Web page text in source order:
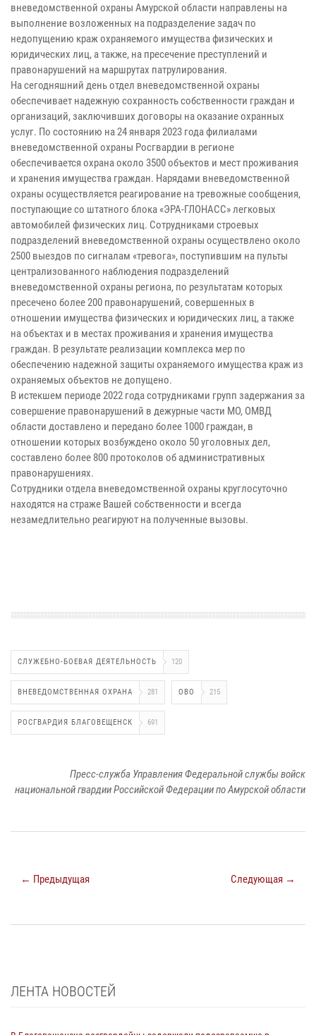
вневедомственной охраны Амурской области направлены на
выполнение возложенных на подразделение задач по
недопущению краж охраняемого имущества физических и
юридических лиц, а также, на пресечение преступлений и
правонарушений на маршрутах патрулирования.
На сегодняшний день отдел вневедомственной охраны
обеспечивает надежную сохранность собственности граждан и
организаций, заключивших договоры на оказание охранных
услуг. По состоянию на 24 января 2023 года филиалами
вневедомственной охраны Росгвардии в регионе
обеспечивается охрана около 3500 объектов и мест проживания
и хранения имущества граждан. Нарядами вневедомственной
охраны осуществляется реагирование на тревожные сообщения,
поступающие со штатного блока «ЭРА-ГЛОНАСС» легковых
автомобилей физических лиц. Сотрудниками строевых
подразделений вневедомственной охраны осуществлено около
2500 выездов по сигналам «тревога», поступившим на пульты
централизованного наблюдения подразделений
вневедомственной охраны региона, по результатам которых
пресечено более 200 правонарушений, совершенных в
отношении имущества физических и юридических лиц, а также
на объектах и в местах проживания и хранения имущества
граждан. В результате реализации комплекса мер по
обеспечению надежной защиты охраняемого имущества краж из
охраняемых объектов не допущено.
В истекшем периоде 2022 года сотрудниками групп задержания за
совершение правонарушений в дежурные части МО, ОМВД
области доставлено и передано более 1000 граждан, в
отношении которых возбуждено около 50 уголовных дел,
составлено более 800 протоколов об административных
правонарушениях.
Сотрудники отдела вневедомственной охраны круглосуточно
находятся на страже Вашей собственности и всегда
незамедлительно реагируют на полученные вызовы.
СЛУЖЕБНО-БОЕВАЯ ДЕЯТЕЛЬНОСТЬ 120
ВНЕВЕДОМСТВЕННАЯ ОХРАНА 281 ОВО 215
РОСГВАРДИЯ БЛАГОВЕЩЕНСК 691
Пресс-служба Управления Федеральной службы войск
национальной гвардии Российской Федерации по Амурской области
← Предыдущая Следующая →
ЛЕНТА НОВОСТЕЙ